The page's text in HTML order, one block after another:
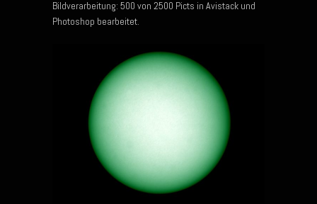
Bildverarbeitung: 500 von 2500 Picts in Avistack und
Photoshop bearbeitet.